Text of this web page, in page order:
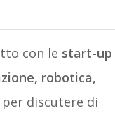
con le start-up
robotica,
per discutere di